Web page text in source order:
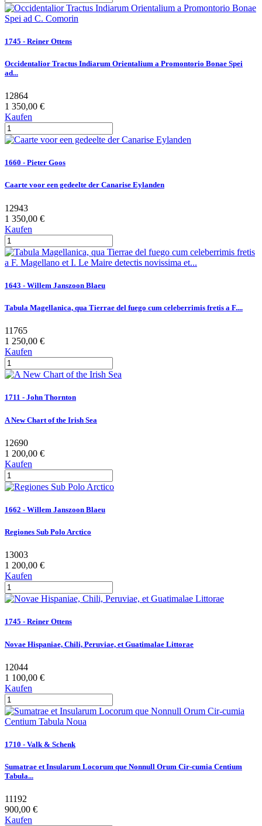
1745 - Reiner Ottens
Occidentalior Tractus Indiarum Orientalium a Promontorio Bonae Spei
ad...
12864
1 350,00 €
Kaufen
1660 - Pieter Goos
Caarte voor een gedeelte der Canarise Eylanden
12943
1 350,00 €
Kaufen
1643 - Willem Janszoon Blaeu
Tabula Magellanica, qua Tierrae del fuego cum celeberrimis fretis a F....
11765
1 250,00 €
Kaufen
1711 - John Thornton
A New Chart of the Irish Sea
12690
1 200,00 €
Kaufen
1662 - Willem Janszoon Blaeu
Regiones Sub Polo Arctico
13003
1 200,00 €
Kaufen
1745 - Reiner Ottens
Novae Hispaniae, Chili, Peruviae, et Guatimalae Littorae
12044
1 100,00 €
Kaufen
1710 - Valk & Schenk
Sumatrae et Insularum Locorum que Nonnull Orum Cir-cumia Centium
Tabula...
11192
900,00 €
Kaufen